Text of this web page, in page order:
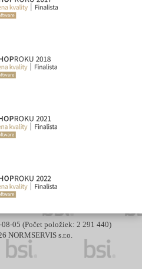
05 (Počet položiek: 2 291 440)
NORMSERVIS s.r.o.